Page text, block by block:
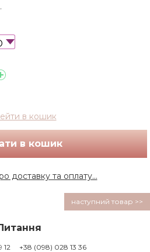
в кошик
в кошик
доставку та оплату...
наступний товар >>
12
+38 (098) 028 13 36